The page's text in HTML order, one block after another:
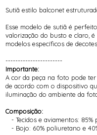
Sutiã estilo balconet
Esse modelo de sutiã é
valorização do busto e claro,
modelos específicos de decotes.
-----------------------
Importante:
A cor da peça na foto pode
de acordo com o dispositivo
iluminação do ambiente da
Composição:
- Tecidos e aviamentos: 85%
- Bojo: 60% poliuretano e